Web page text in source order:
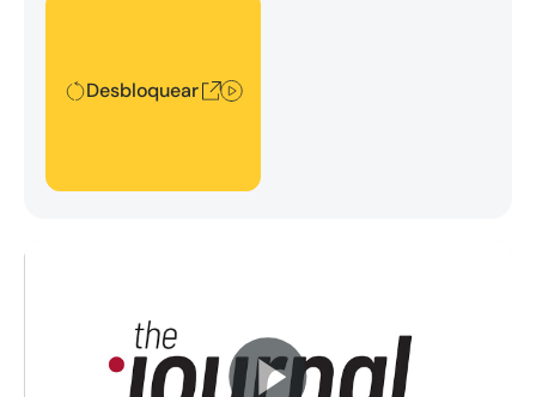
prácticos sobre cómo hacerlo.
Desbloquear